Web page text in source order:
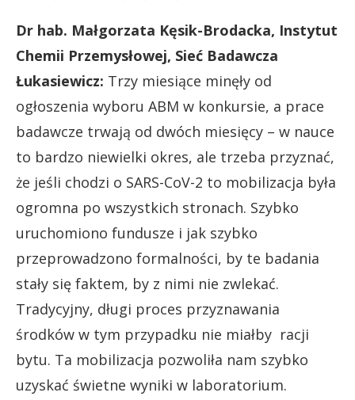
Dr hab. Małgorzata Kęsik-Brodacka, Instytut
Chemii Przemysłowej, Sieć Badawcza
Łukasiewicz: Trzy miesiące minęły od
ogłoszenia wyboru ABM w konkursie, a prace
badawcze trwają od dwóch miesięcy – w nauce
to bardzo niewielki okres, ale trzeba przyznać,
że jeśli chodzi o SARS-CoV-2 to mobilizacja była
ogromna po wszystkich stronach. Szybko
uruchomiono fundusze i jak szybko
przeprowadzono formalności, by te badania
stały się faktem, by z nimi nie zwlekać.
Tradycyjny, długi proces przyznawania
środków w tym przypadku nie miałby racji
bytu. Ta mobilizacja pozwoliła nam szybko
uzyskać świetne wyniki w laboratorium.